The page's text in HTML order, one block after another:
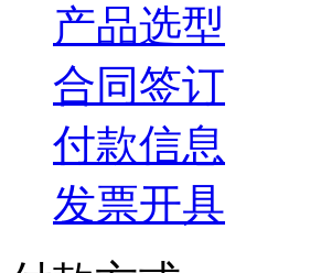
产品选型
合同签订
付款信息
发票开具